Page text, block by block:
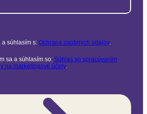
a súhlasím s: Ochrana osobných údajov.
sa a súhlasím so: Súhlas so spracúvaním
na marketingové účely.